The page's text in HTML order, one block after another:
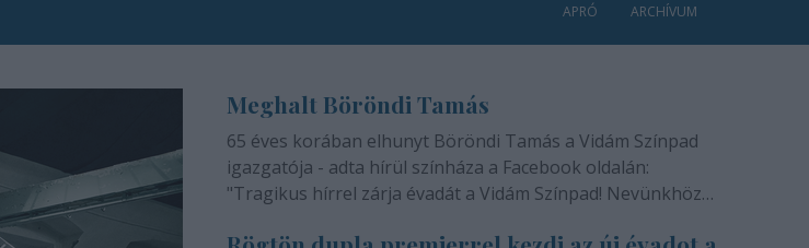
APRÓ ARCHÍVUM
Meghalt Böröndi Tamás
65 éves korában elhunyt Böröndi Tamás a Vidám Színpad
igazgatója - adta hírül színháza a Facebook oldalán:
"Tragikus hírrel zárja évadát a Vidám Színpad! Nevünkhöz